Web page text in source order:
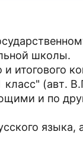
школы.
итогового
(авт.
и по
языка,